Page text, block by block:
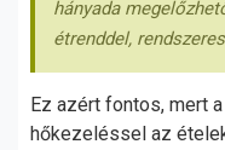
hányada
étrenddel,
Ez azért fontos, mert
hőkezeléssel az